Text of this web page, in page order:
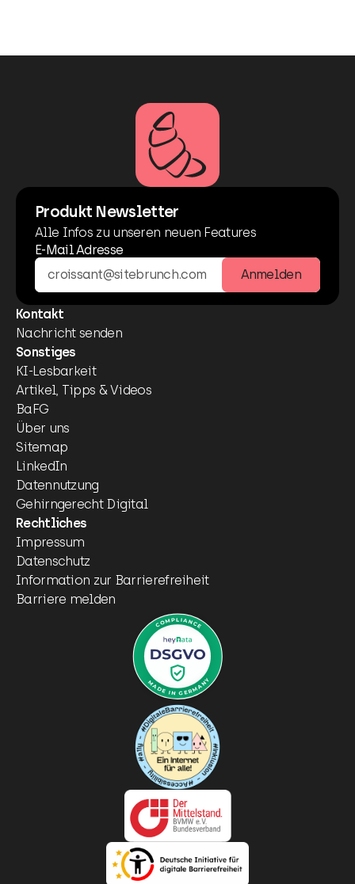
Produkt Newsletter
Alle Infos zu unseren neuen Features
E-Mail Adresse
Anmelden
Kontakt
Nachricht senden
Sonstiges
KI-Lesbarkeit
Artikel, Tipps & Videos
BaFG
Über uns
Sitemap
LinkedIn
Datennutzung
Gehirngerecht Digital
Rechtliches
Impressum
Datenschutz
Information zur Barrierefreiheit
Barriere melden